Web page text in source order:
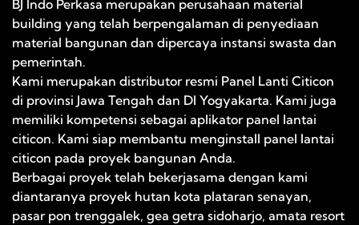
BJ Indo Perkasa merupakan perusahaan material
building yang telah berpengalaman di penyediaan
material bangunan dan dipercaya instansi swasta dan
pemerintah.
Kami merupakan distributor resmi Panel Lanti Citicon
di provinsi Jawa Tengah dan DI Yogyakarta. Kami juga
memiliki kompetensi sebagai aplikator panel lantai
citicon. Kami siap membantu menginstall panel lantai
citicon pada proyek bangunan Anda.
Berbagai proyek telah bekerjasama dengan kami
diantaranya proyek hutan kota plataran senayan,
pasar pon trenggalek, gea getra sidoharjo, amata resort